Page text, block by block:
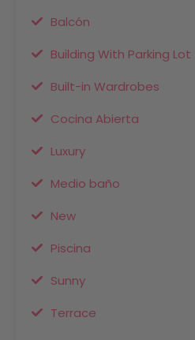
Balcón
Building With Parking Lot
Built-in Wardrobes
Cocina Abierta
Luxury
Medio baño
New
Piscina
Sunny
Terrace